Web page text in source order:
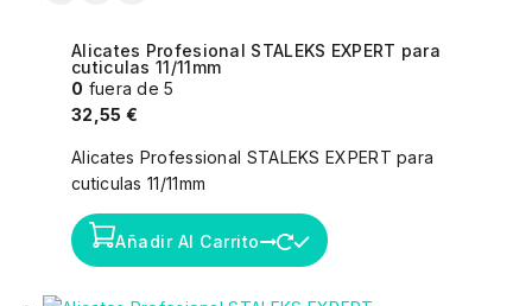
Alicates Profesional STALEKS EXPERT para
cuticulas 11/11mm
0 fuera de 5
32,55 €
Alicates Professional STALEKS EXPERT para
cuticulas 11/11mm
Añadir Al Carrito